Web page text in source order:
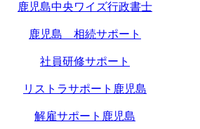
鹿児島中央ワイズ行政書士
鹿児島 相続サポート
社員研修サポート
リストラサポート鹿児島
解雇サポート鹿児島